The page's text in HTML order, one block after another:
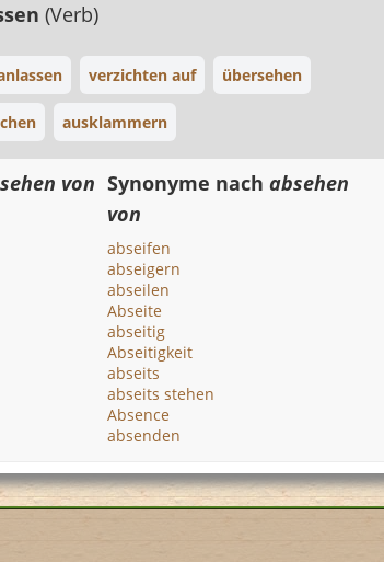
(Verb)
verzichten auf übersehen
ausklammern
von Synonyme nachabsehen
von
abseifen
abseigern
abseilen
Abseite
abseitig
Abseitigkeit
abseits
abseits stehen
Absence
absenden